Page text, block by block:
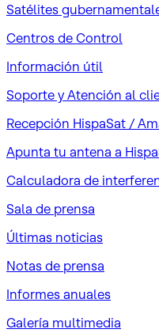
Satélites
Centros de Control
Información útil
Soporte y Atención al
Recepción HispaSat /
Apunta tu antena a
Calculadora de
Sala de prensa
Últimas noticias
Notas de prensa
Informes anuales
Galería multimedia